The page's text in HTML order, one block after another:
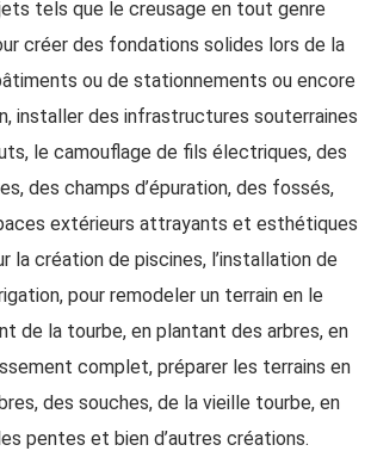
tels que le creusage en tout genre
créer des fondations solides lors de la
ou de stationnements ou encore
installer des infrastructures souterraines
le camouflage de fils électriques, des
des champs d’épuration, des fossés,
extérieurs attrayants et esthétiques
la création de piscines, l’installation de
pour remodeler un terrain en le
de la tourbe, en plantant des arbres, en
complet, préparer les terrains en
des souches, de la vieille tourbe, en
pentes et bien d’autres créations.